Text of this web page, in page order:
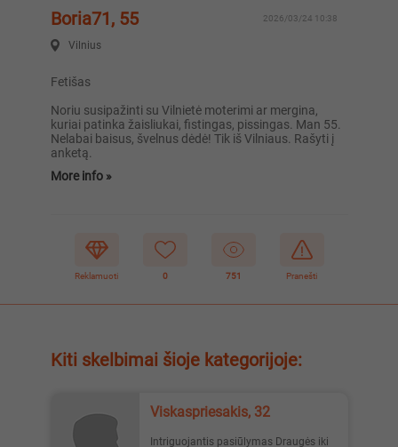
Boria71, 55 2026/03/24 10:38
Vilnius
Fetišas
Noriu susipažinti su Vilnietė moterimi ar mergina,
kuriai patinka žaisliukai, fistingas, pissingas. Man 55.
Nelabai baisus, švelnus dėdė! Tik iš Vilniaus. Rašyti į
anketą.
More info »
Reklamuoti 0 751 Pranešti
Kiti skelbimai šioje kategorijoje:
viskaspriesakis, 32